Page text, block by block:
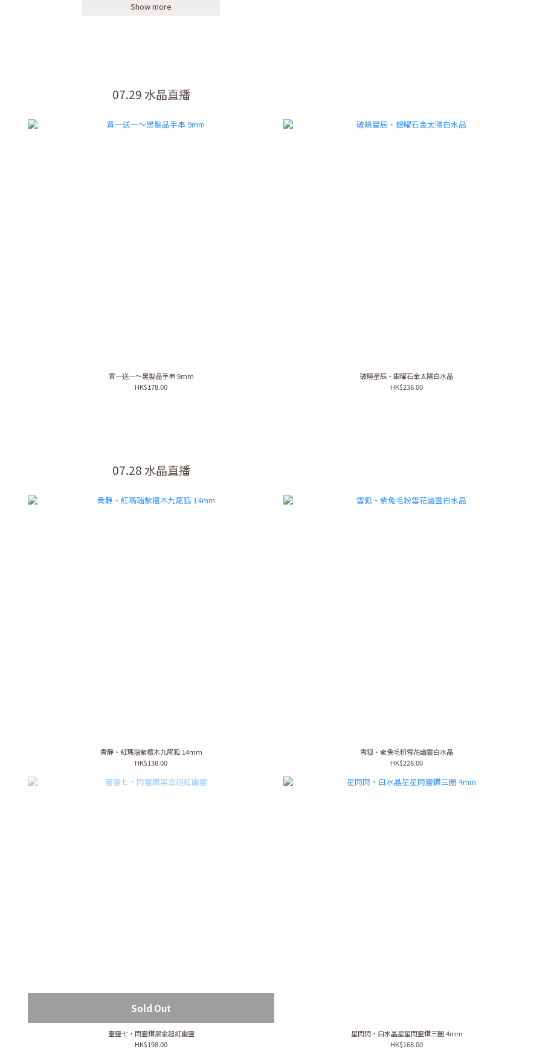
Show more
07.29 水晶直播
買一送一～黑髮晶手串 9mm
HK$178.00
破曉星辰・銀曜石金太陽白水晶
HK$238.00
07.28 水晶直播
貴靜・紅瑪瑙紫檀木九尾狐 14mm
HK$138.00
雪狐・紫兔毛粉雪花幽靈白水晶
HK$228.00
Sold Out
靈靈七・閃靈鑽黑金超紅幽靈
HK$198.00
星閃閃・白水晶星星閃靈鑽三圈 4mm
HK$168.00